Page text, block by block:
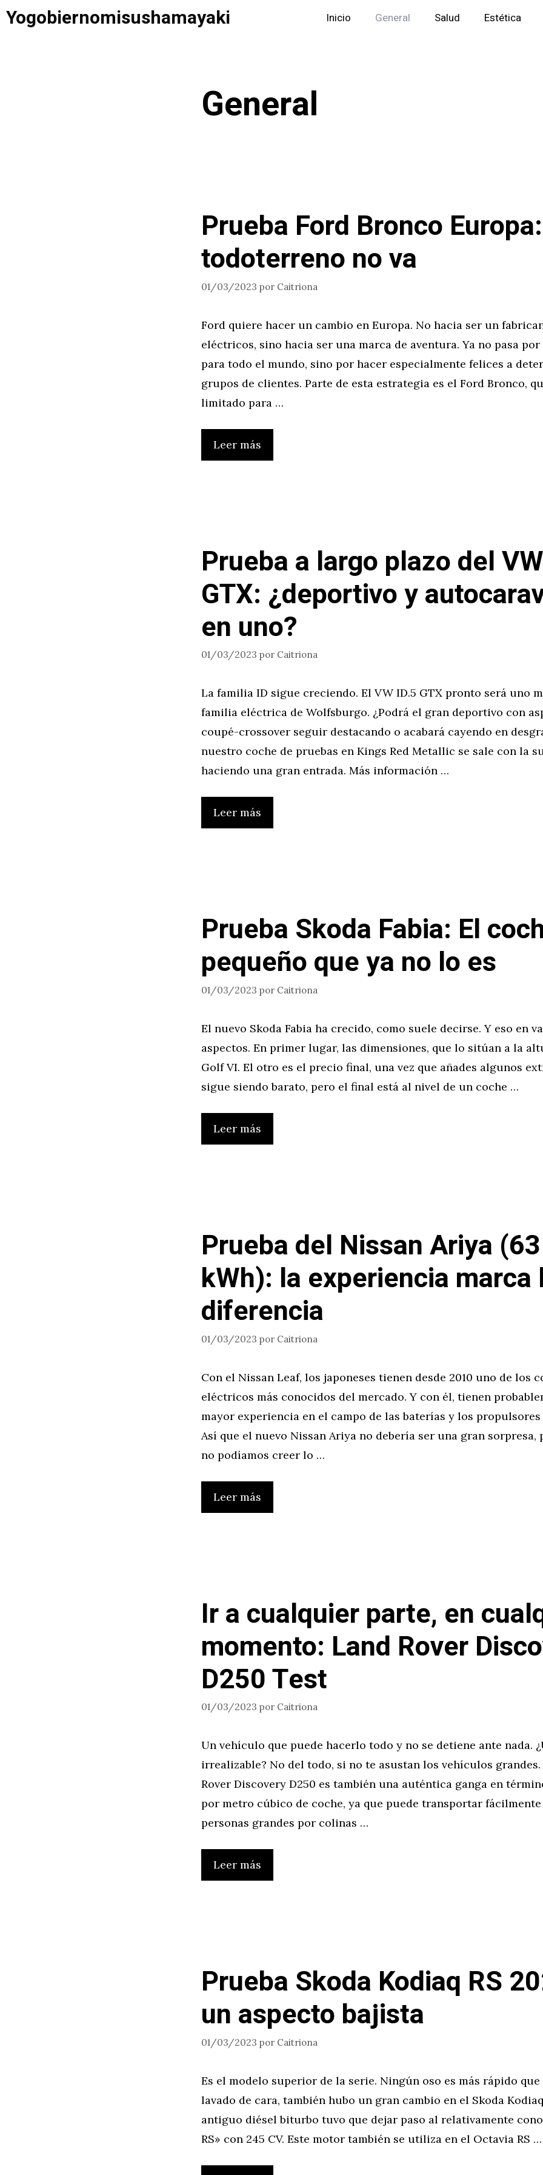
Saltar
Yogobiernomisushamayaki Inicio General Salud Estética
General
Prueba Ford Bronco
todoterreno no va
01/03/2023 por Caitriona
Ford quiere hacer un cambio en Europa. No hacia ser un
eléctricos, sino hacia ser una marca de aventura. Ya no pasa
para todo el mundo, sino por hacer especialmente felices a
grupos de clientes. Parte de esta estrategia es el Ford Bronco,
limitado para …
Leer más
Prueba a largo plazo del
GTX: ¿deportivo y
en uno?
01/03/2023 por Caitriona
La familia ID sigue creciendo. El VW ID.5 GTX pronto será uno
familia eléctrica de Wolfsburgo. ¿Podrá el gran deportivo con
coupé-crossover seguir destacando o acabará cayendo en
nuestro coche de pruebas en Kings Red Metallic se sale con la
haciendo una gran entrada. Más información …
Leer más
Prueba Skoda Fabia: El
pequeño que ya no lo es
01/03/2023 por Caitriona
El nuevo Skoda Fabia ha crecido, como suele decirse. Y eso en
aspectos. En primer lugar, las dimensiones, que lo sitúan a la
Golf VI. El otro es el precio final, una vez que añades algunos
sigue siendo barato, pero el final está al nivel de un coche …
Leer más
Prueba del Nissan Ariya (63
kWh): la experiencia marca
diferencia
01/03/2023 por Caitriona
Con el Nissan Leaf, los japoneses tienen desde 2010 uno de los
eléctricos más conocidos del mercado. Y con él, tienen
mayor experiencia en el campo de las baterías y los
Así que el nuevo Nissan Ariya no debería ser una gran sorpresa,
no podíamos creer lo …
Leer más
Ir a cualquier parte, en
momento: Land Rover
D250 Test
01/03/2023 por Caitriona
Un vehículo que puede hacerlo todo y no se detiene ante nada.
irrealizable? No del todo, si no te asustan los vehículos grandes.
Rover Discovery D250 es también una auténtica ganga en
por metro cúbico de coche, ya que puede transportar
personas grandes por colinas …
Leer más
Prueba Skoda Kodiaq RS
un aspecto bajista
01/03/2023 por Caitriona
Es el modelo superior de la serie. Ningún oso es más rápido que
lavado de cara, también hubo un gran cambio en el Skoda Kodiaq
antiguo diésel biturbo tuvo que dejar paso al relativamente
RS» con 245 CV. Este motor también se utiliza en el Octavia RS …